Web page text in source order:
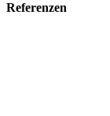
Referenzen